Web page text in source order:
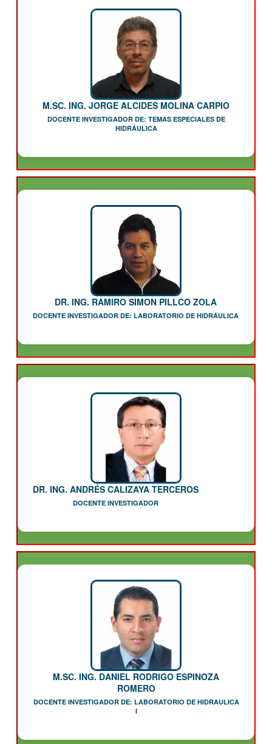
M.SC. ING. JORGE ALCIDES MOLINA CARPIO
DOCENTE INVESTIGADOR DE: TEMAS ESPECIALES DE
HIDRÁULICA
DR. ING. RAMIRO SIMON PILLCO ZOLA
DOCENTE INVESTIGADOR DE: LABORATORIO DE HIDRÁULICA
DR. ING. ANDRÉS CALIZAYA TERCEROS
DOCENTE INVESTIGADOR
M.SC. ING. DANIEL RODRIGO ESPINOZA
ROMERO
DOCENTE INVESTIGADOR DE: LABORATORIO DE HIDRAULICA
I